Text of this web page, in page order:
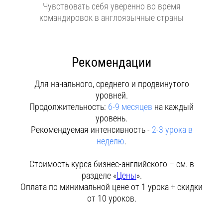
Чувствовать себя уверенно во время
командировок в англоязычные страны
Рекомендации
Для начального, среднего и продвинутого
уровней.
Продолжительность: 6-9 месяцев на каждый
уровень.
Рекомендуемая интенсивность - 2-3 урока в
неделю.
Стоимость курса бизнес-английского – см. в
разделе «Цены».
Оплата по минимальной цене от 1 урока + скидки
от 10 уроков.